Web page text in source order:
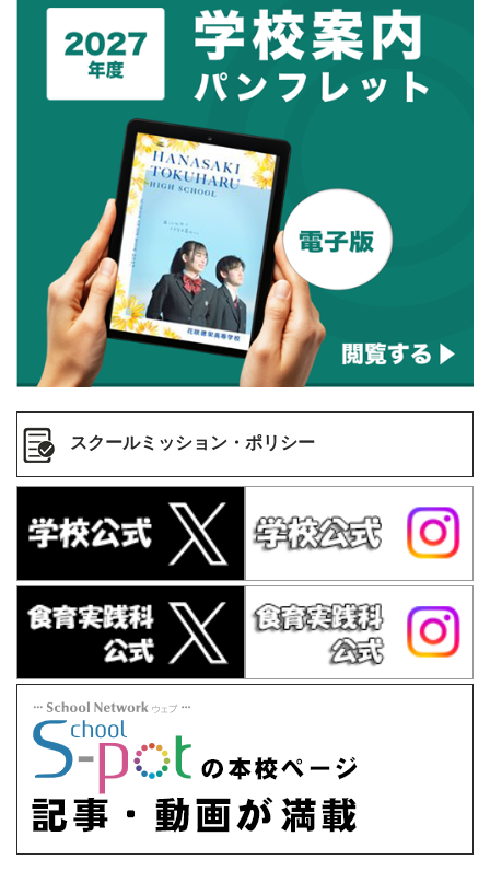
スクールミッション・ポリシー